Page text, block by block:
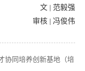
文 | 范毅强
审核 | 冯俊伟
协同培养创新基地（培